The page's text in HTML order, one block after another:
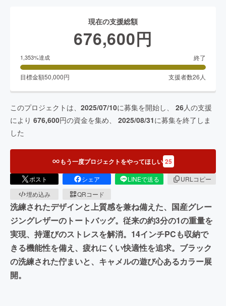
現在の支援総額
676,600円
1,353%達成 終了
目標金額50,000円 支援者数26 人
このプロジェクトは、 2025/07/10に募集を開始し、 26人の支援
により 676,600円の資金を集め、 2025/08/31に募集を終了しま
した
もう一度プロジェクトをやってほしい 25
ポスト シェア LINEで送る
URLコピー
埋め込み
QRコード
洗練されたデザインと上質感を兼ね備えた、国産グレー
ジングレザーのトートバッグ。従来の約3分の1の重量を
実現、持運びのストレスを解消。14インチPCも収納で
きる機能性を備え、疲れにくい快適性を追求。ブラック
の洗練された佇まいと、キャメルの遊び心あるカラー展
開。